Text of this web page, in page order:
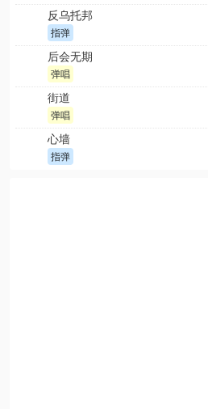
反乌托邦
指弹
后会无期
弹唱
街道
弹唱
心墙
指弹